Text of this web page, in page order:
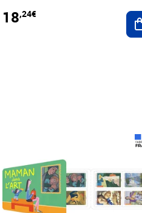
au panier
18,24€